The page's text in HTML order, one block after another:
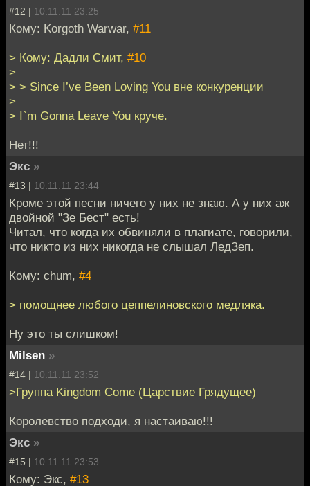
#12 | 10.11.11 23:25
Кому: Korgoth Warwar, #11
> Кому: Дадли Смит, #10
>
> > Since I’ve Been Loving You вне конкуренции
>
> I`m Gonna Leave You круче.
Нет!!!
Экс »
#13 | 10.11.11 23:44
Кроме этой песни ничего у них не знаю. А у них аж
двойной "Зе Бест" есть!
Читал, что когда их обвиняли в плагиате, говорили,
что никто из них никогда не слышал ЛедЗеп.
Кому: chum, #4
> помощнее любого цеппелиновского медляка.
Ну это ты слишком!
Milsen »
#14 | 10.11.11 23:52
>Группа Kingdom Come (Царствие Грядущее)
Королевство подходи, я настаиваю!!!
Экс »
#15 | 10.11.11 23:53
Кому: Экс, #13